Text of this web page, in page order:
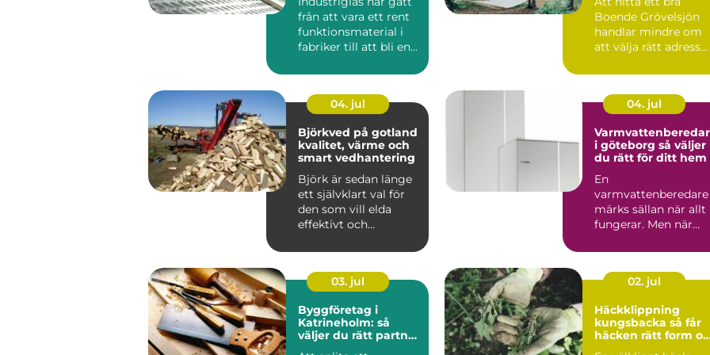
från att vara ett rent
funktionsmaterial i
fabriker till att bli en
Boende Grövelsjön
handlar mindre om
att välja rätt adress
vil...
04. jul
Björkved på gotland
kvalitet, värme och
smart vedhantering
Björk är sedan länge
ett självklart val för
den som vill elda
effektivt och
trivsel ...
04. jul
i göteborg så väljer
du rätt för ditt hem
En
varmvattenberedare
märks sällan när allt
fungerar. Men när
kall eller elrä...
03. jul
Byggföretag i
Katrineholm: så
väljer du rätt partner
02. jul
Häckklippning
kungsbacka så får
häcken rätt form